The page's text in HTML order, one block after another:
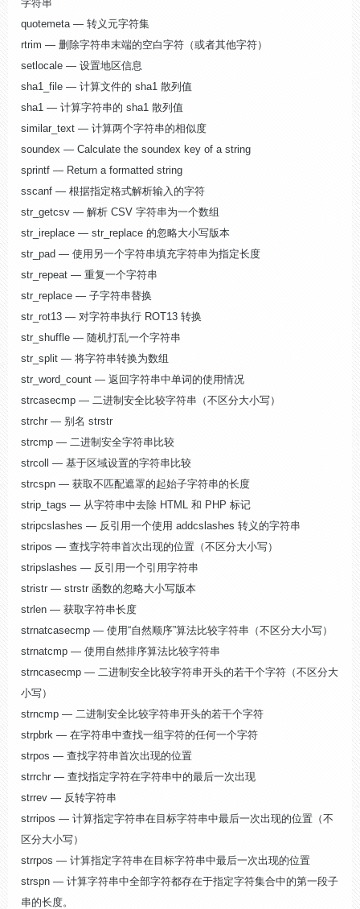
字符串
quotemeta — 转义元字符集
rtrim — 删除字符串末端的空白字符（或者其他字符）
setlocale — 设置地区信息
sha1_file — 计算文件的 sha1 散列值
sha1 — 计算字符串的 sha1 散列值
similar_text — 计算两个字符串的相似度
soundex — Calculate the soundex key of a string
sprintf — Return a formatted string
sscanf — 根据指定格式解析输入的字符
str_getcsv — 解析 CSV 字符串为一个数组
str_ireplace — str_replace 的忽略大小写版本
str_pad — 使用另一个字符串填充字符串为指定长度
str_repeat — 重复一个字符串
str_replace — 子字符串替换
str_rot13 — 对字符串执行 ROT13 转换
str_shuffle — 随机打乱一个字符串
str_split — 将字符串转换为数组
str_word_count — 返回字符串中单词的使用情况
strcasecmp — 二进制安全比较字符串（不区分大小写）
strchr — 别名 strstr
strcmp — 二进制安全字符串比较
strcoll — 基于区域设置的字符串比较
strcspn — 获取不匹配遮罩的起始子字符串的长度
strip_tags — 从字符串中去除 HTML 和 PHP 标记
stripcslashes — 反引用一个使用 addcslashes 转义的字符串
stripos — 查找字符串首次出现的位置（不区分大小写）
stripslashes — 反引用一个引用字符串
stristr — strstr 函数的忽略大小写版本
strlen — 获取字符串长度
strnatcasecmp — 使用“自然顺序”算法比较字符串（不区分大小写）
strnatcmp — 使用自然排序算法比较字符串
strncasecmp — 二进制安全比较字符串开头的若干个字符（不区分大
小写）
strncmp — 二进制安全比较字符串开头的若干个字符
strpbrk — 在字符串中查找一组字符的任何一个字符
strpos — 查找字符串首次出现的位置
strrchr — 查找指定字符在字符串中的最后一次出现
strrev — 反转字符串
strripos — 计算指定字符串在目标字符串中最后一次出现的位置（不
区分大小写）
strrpos — 计算指定字符串在目标字符串中最后一次出现的位置
strspn — 计算字符串中全部字符都存在于指定字符集合中的第一段子
串的长度。